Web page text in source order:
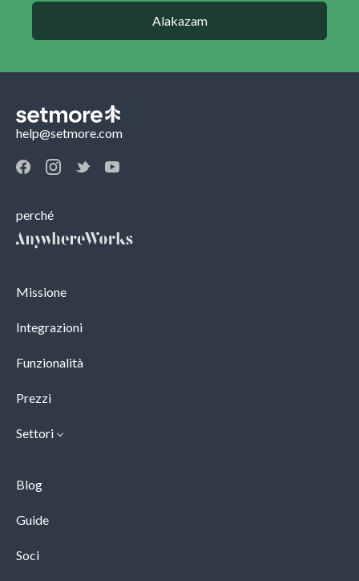
Alakazam
help@setmore.com
perché
Missione
Integrazioni
Funzionalità
Prezzi
Settori
Blog
Guide
Soci